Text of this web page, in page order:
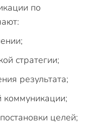
по
стратегии;
результата;
коммуникации;
целей;